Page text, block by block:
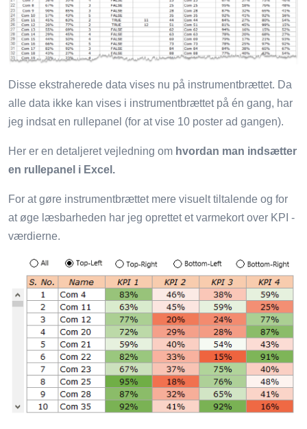
Disse ekstraherede data vises nu på instrumentbrættet. Da
alle data ikke kan vises i instrumentbrættet på én gang, har
jeg indsat en rullepanel (for at vise 10 poster ad gangen).
Her er en detaljeret vejledning om hvordan man indsætter
en rullepanel i Excel.
For at gøre instrumentbrættet mere visuelt tiltalende og for
at øge læsbarheden har jeg oprettet et varmekort over KPI -
værdierne.